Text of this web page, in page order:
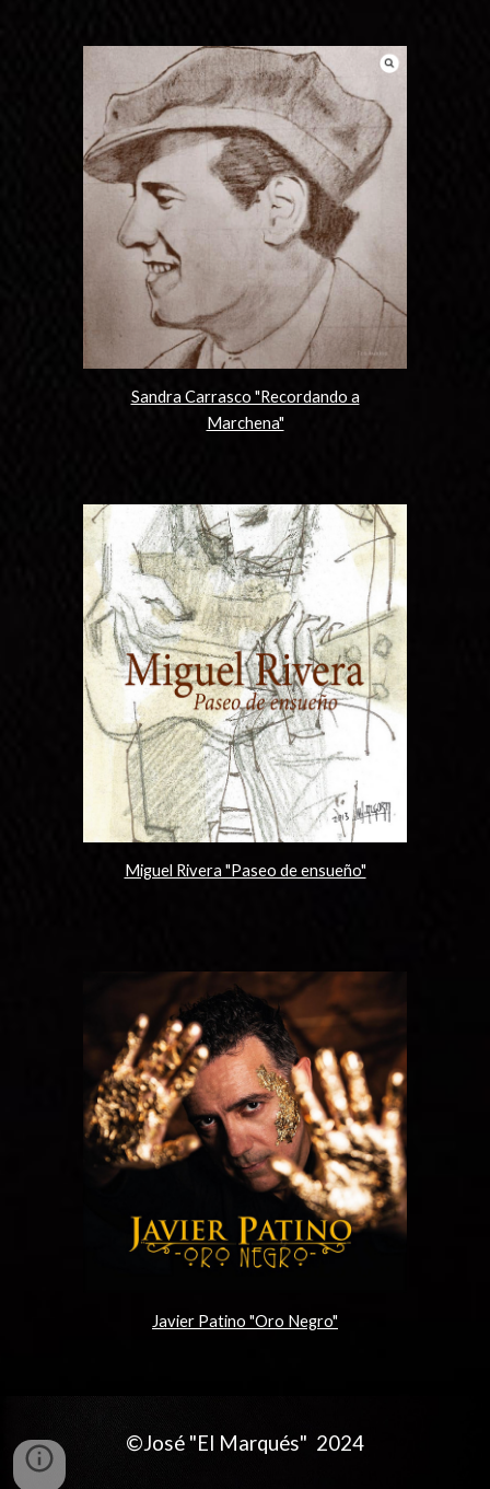
Sandra Carrasco "Recordando a
Marchena"
Miguel Rivera "Paseo de ensueño"
Javier Patino "Oro Negro"
©José "El Marqués" 2024